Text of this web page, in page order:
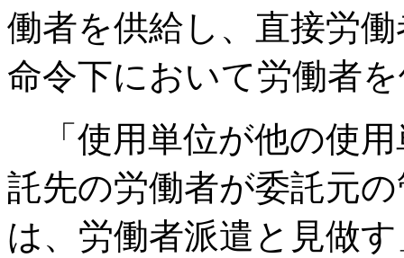
働者を供給し、直接労
命令下において労働者
「使用単位が他の使
託先の労働者が委託元
は、労働者派遣と見做